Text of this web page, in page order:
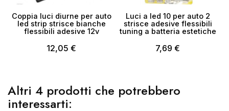
Coppia luci diurne per auto
led strip strisce bianche
flessibili adesive 12v
12,05 €
Luci a led 10 per auto 2
strisce adesive flessibili
tuning a batteria estetiche
7,69 €
Altri 4 prodotti che potrebbero
interessarti: